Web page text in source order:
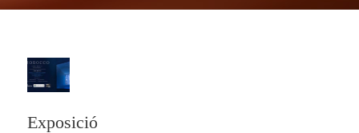
Exposició